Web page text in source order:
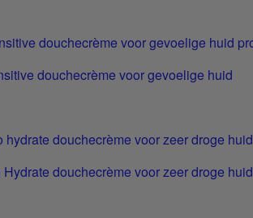
douchecrème voor gevoelige huid
douchecrème voor zeer droge huid